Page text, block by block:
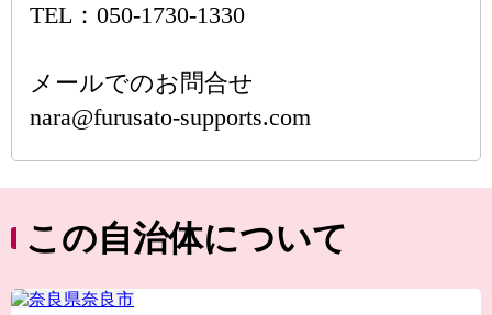
TEL：050-1730-1330
メールでのお問合せ
nara@furusato-supports.com
この自治体について